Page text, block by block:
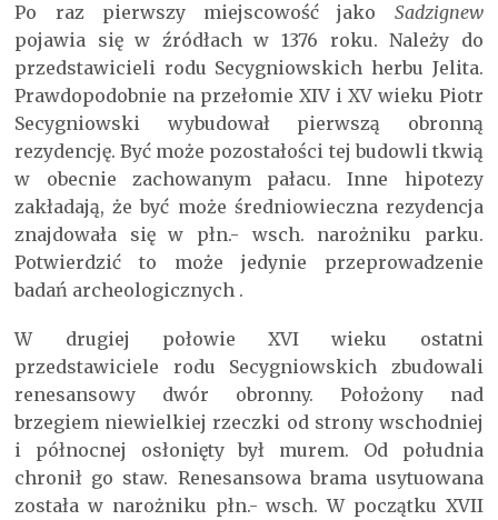
Po raz pierwszy miejscowość jako Sadzignew
pojawia się w źródłach w 1376 roku. Należy do
przedstawicieli rodu Secygniowskich herbu Jelita.
Prawdopodobnie na przełomie XIV i XV wieku Piotr
Secygniowski wybudował pierwszą obronną
rezydencję. Być może pozostałości tej budowli tkwią
w obecnie zachowanym pałacu. Inne hipotezy
zakładają, że być może średniowieczna rezydencja
znajdowała się w płn.- wsch. narożniku parku.
Potwierdzić to może jedynie przeprowadzenie
badań archeologicznych .
W drugiej połowie XVI wieku ostatni
przedstawiciele rodu Secygniowskich zbudowali
renesansowy dwór obronny. Położony nad
brzegiem niewielkiej rzeczki od strony wschodniej
i północnej osłonięty był murem. Od południa
chronił go staw. Renesansowa brama usytuowana
została w narożniku płn.- wsch. W początku XVII